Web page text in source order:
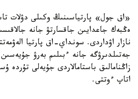
«اق جول» پارتياسىنىڭ وكىلى دۋلات
ەڭبەك جاعدايىن جاقسارتۋ جانە
نازار اۋداردى. سونداي-اق پارتيا
جەتىلدىرۋگە جانە ءبىلىم بەرۋ جۇيەسىن
زاڭنامالىق باستامالاردى جۇيەلى تۇردە
اتاپ ءوتتى.